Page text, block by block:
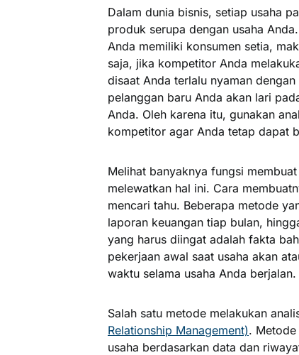
Dalam dunia bisnis, setiap usaha
produk serupa dengan usaha
Anda memiliki konsumen setia,
saja, jika kompetitor Anda
disaat Anda terlalu nyaman
pelanggan baru Anda akan lari
Anda. Oleh karena itu, gunakan
kompetitor agar Anda tetap dapat
Melihat banyaknya fungsi
melewatkan hal ini. Cara
mencari tahu. Beberapa metode
laporan keuangan tiap bulan,
yang harus diingat adalah fakta
pekerjaan awal saat usaha akan
waktu selama usaha Anda berjalan.
Salah satu metode melakukan
Relationship Management).
usaha berdasarkan data dan